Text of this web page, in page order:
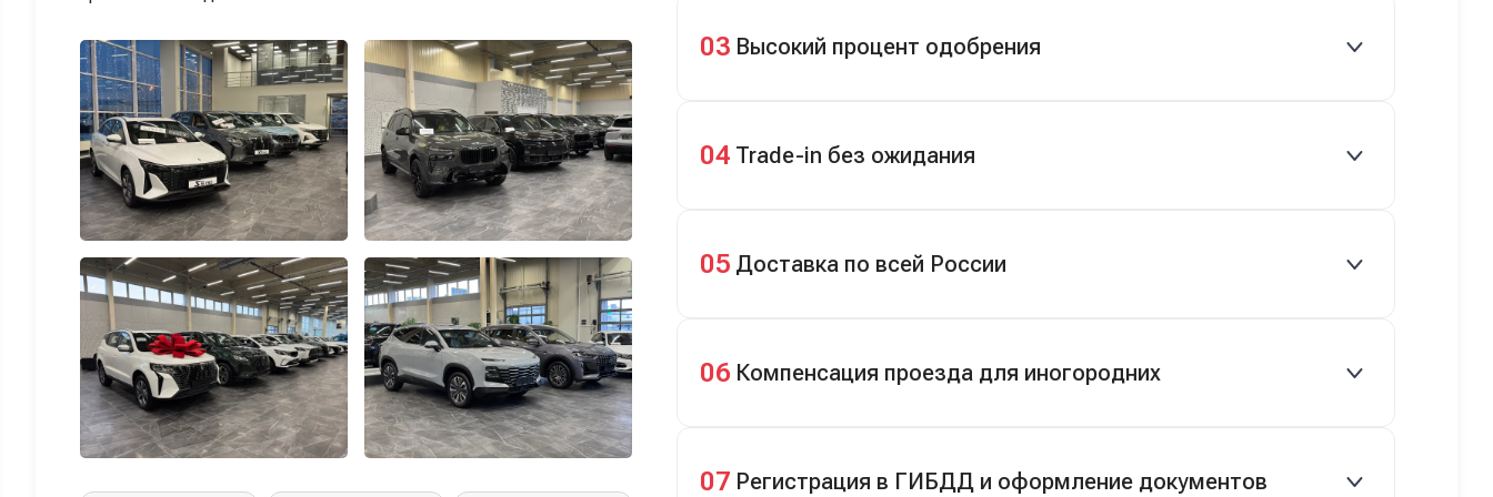
03 Высокий процент одобрения
04 Trade-in без ожидания
05 Доставка по всей России
06 Компенсация проезда для иногородних
07 Регистрация в ГИБДД и оформление документов